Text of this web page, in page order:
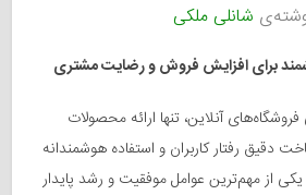
شانلی ملکی
برای افزایش فروش و رضایت مشتری
آنلاین، تنها ارائه محصولات
دقیق رفتار کاربران و استفاده هوشمندانه
از مهم‌ترین عوامل موفقیت و رشد پایدار